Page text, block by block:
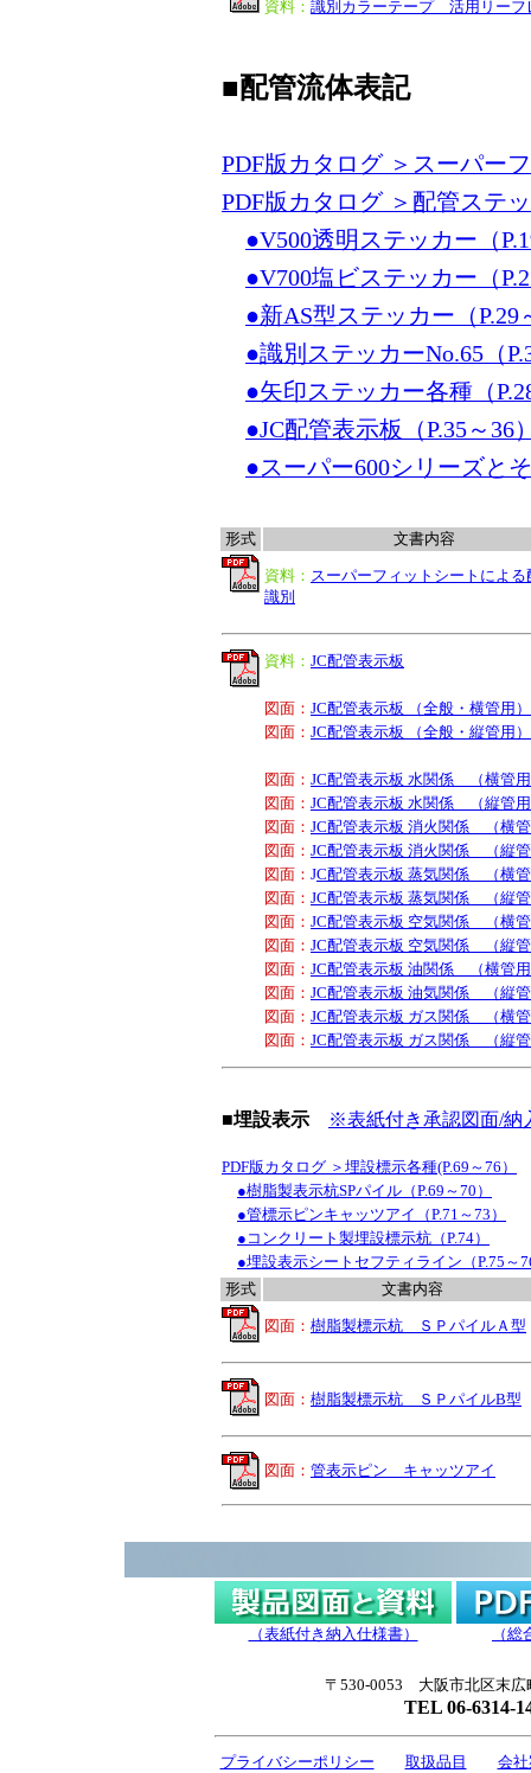
資料： 識別カラーテープ 活用リーフ
■配管流体表記
PDF版カタログ ＞スーパー
PDF版カタログ ＞配管ステ
●V500透明ステッカー（
●V700塩ビステッカー（
●新AS型ステッカー（P.29
●識別ステッカーNo.65（
●矢印ステッカー各種（
●JC配管表示板（P.35～36
●スーパー600シリーズと
形式 文書内容
資料： スーパーフィットシートによる
識別
資料 ： JC配管表示板
図面： JC配管表示板 （全般・横管用）
図面： JC配管表示板 （全般・縦管用）
図面： JC配管表示板 水関係 （横管
図面： JC配管表示板 水関係 （縦管
図面： JC配管表示板 消火関係 （横
図面： JC配管表示板 消火関係 （縦
図面： JC配管表示板 蒸気関係 （横
図面： JC配管表示板 蒸気関係 （縦
図面： JC配管表示板 空気関係 （横
図面： JC配管表示板 空気関係 （縦
図面： JC配管表示板 油関係 （横管
図面： JC配管表示板 油気関係 （縦
図面： JC配管表示板 ガス関係 （横
図面： JC配管表示板 ガス関係 （縦
■埋設表示 ※表紙付き承認図面/納
PDF版カタログ ＞埋設標示各種(P.69～76）
●樹脂製表示杭SPパイル（P.69～70）
●管標示ピンキャッツアイ（P.71～73）
●コンクリート製埋設標示杭（P.74）
●埋設表示シートセフティライン（P.75～
形式
文書内容
図面 ： 樹脂製標示杭 ＳＰパイルＡ型
図面： 樹脂製標示杭 ＳＰパイルB型
図面 ： 管表示ピン キャッツアイ
（表紙付き納入仕様書） （
〒530-0053 大阪市北区末
TEL 06-6314-
プライバシーポリシー 取扱品目 会